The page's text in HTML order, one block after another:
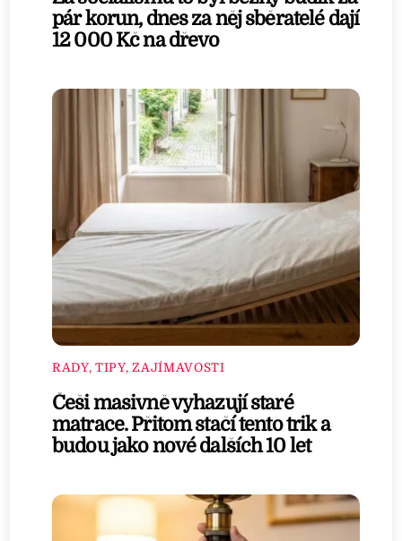
pár korun, dnes za něj sběratelé dají
12 000 Kč na dřevo
RADY, TIPY, ZAJÍMAVOSTI
Češi masivně vyhazují staré
matrace. Přitom stačí tento trik a
budou jako nové dalších 10 let